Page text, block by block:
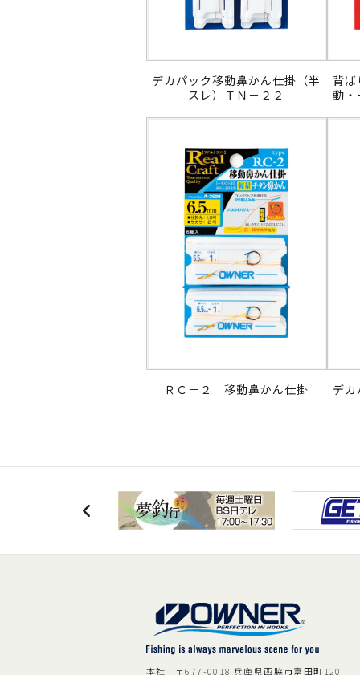
デカパック移動鼻かん仕掛（半
スレ）ＴＮ－２２
背ば
動
ＲＣ－２ 移動鼻かん仕掛 デ
本社 : 〒677-0018 兵庫県西脇市富田町120